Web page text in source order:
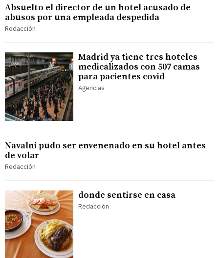
Absuelto el director de un hotel acusado de
abusos por una empleada despedida
Redacción
Madrid ya tiene tres hoteles
medicalizados con 507 camas
para pacientes covid
Agencias
Navalni pudo ser envenenado en su hotel antes
de volar
Redacción
donde sentirse en casa
Redacción